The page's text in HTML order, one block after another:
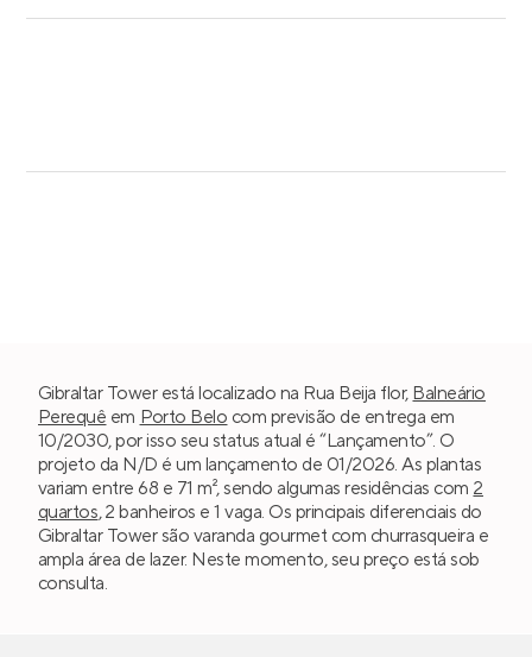
Gibraltar Tower está localizado na Rua Beija flor, Balneário
Perequê em Porto Belo com previsão de entrega em
10/2030, por isso seu status atual é “Lançamento”. O
projeto da N/D é um lançamento de 01/2026. As plantas
variam entre 68 e 71 m², sendo algumas residências com 2
quartos, 2 banheiros e 1 vaga. Os principais diferenciais do
Gibraltar Tower são varanda gourmet com churrasqueira e
ampla área de lazer. Neste momento, seu preço está sob
consulta.